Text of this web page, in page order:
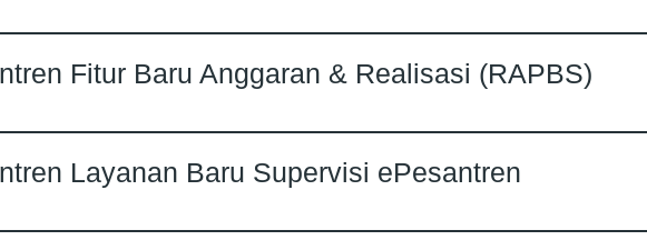
Fitur Baru Anggaran & Realisasi (RAPBS)
Layanan Baru Supervisi ePesantren